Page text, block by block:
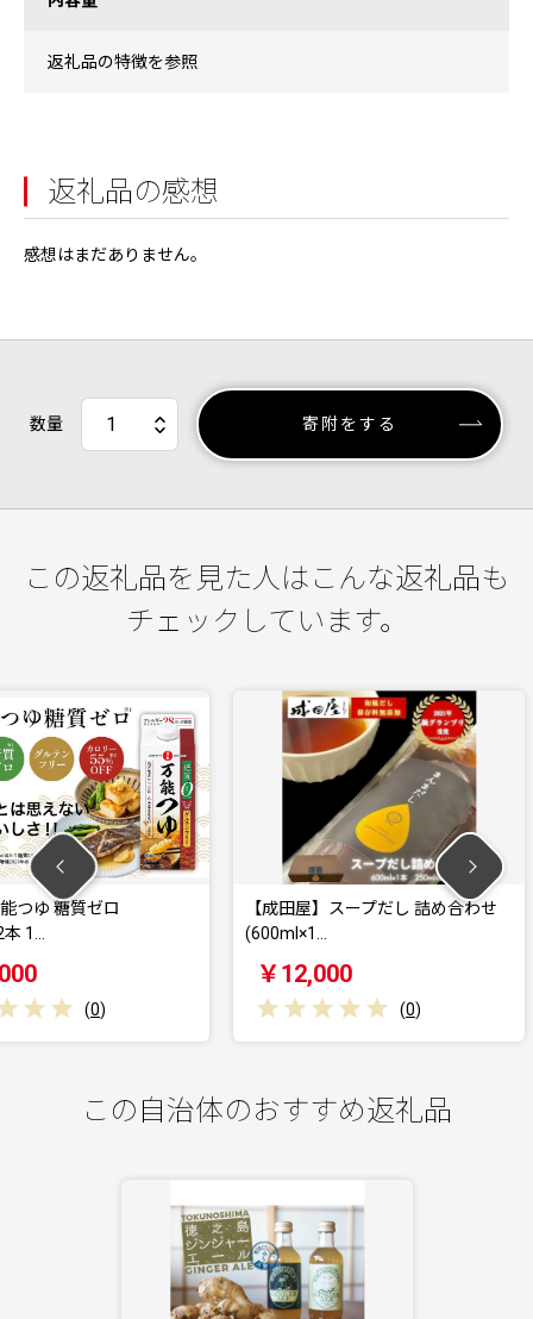
返礼品の特徴を参照
返礼品の感想
感想はまだありません。
数量 寄附をする
この返礼品を見た人はこんな返礼品も
チェックしています。
【成田屋】スープだし 詰め合わせ
(0 )
マツキン
この自治体のおすすめ返礼品